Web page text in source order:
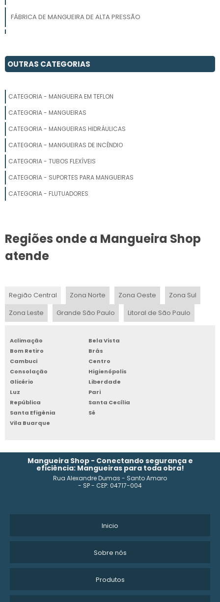
FÁBRICA DE MANGUEIRA DE ALTA PRESSÃO
FABRICA DE MANGUEIRAS SP
MANGUEIRA PRETA PARA IRRIGAÇÃO 3 POLEGADAS
MANGUEIRA DE BORRACHA PARA COMPRESSOR DE AR
FABRICA DE MANGUEIRA PRETA PARA AGUA
MANGUEIRA PARA COMPRESSOR
MANGUEIRA PRETA 3 POLEGADAS
MANGUEIRA FLEXÍVEL PVC
INDÚSTRIAS DE MANGUEIRAS PVC
ROLO DE MANGUEIRA PRETA 1 POLEGADA
MANGUEIRA PARA IRRIGAÇÃO POR GOTEJAMENTO
FABRICANTE DE MANGUEIRA DE PVC
FABRICANTE MANGUEIRA POLIETILENO
COMPRAR MANGUEIRA ALTA PRESSÃO
OUTRAS CATEGORIAS
CATEGORIA - MANGUEIRA EM TEFLON
CATEGORIA - MANGUEIRAS
CATEGORIA - MANGUEIRAS HIDRÁULICAS
CATEGORIA - MANGUEIRAS DE INCÊNDIO
CATEGORIA - TUBOS FLEXÍVEIS
CATEGORIA - SUPORTES PARA MANGUEIRAS
CATEGORIA - FLUTUADORES
Regiões onde a Mangueira Shop
atende
Região Central Zona Norte Zona Oeste
Zona Sul
Zona Leste
Grande São Paulo Litoral de São Paulo
Aclimação
Bela Vista
Bom Retiro
Brás
Cambuci
Centro
Consolação
Higienópolis
Glicério
Liberdade
Luz
Pari
República
Santa Cecília
Santa Efigênia
Sé
Vila Buarque
Mangueira Shop - Conectando segurança e
eficiência: Mangueiras para toda obra!
Rua Alexandre Dumas - Santo Amaro
- SP - CEP: 04717-004
Inicio
Sobre nós
Produtos